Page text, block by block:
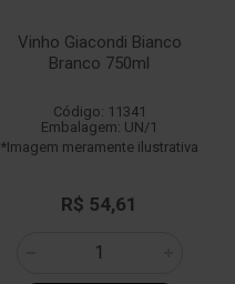
Vinho Giacondi Bianco
Branco 750ml
Código: 11341
Embalagem: UN/1
*Imagem meramente ilustrativa
R$ 54,61